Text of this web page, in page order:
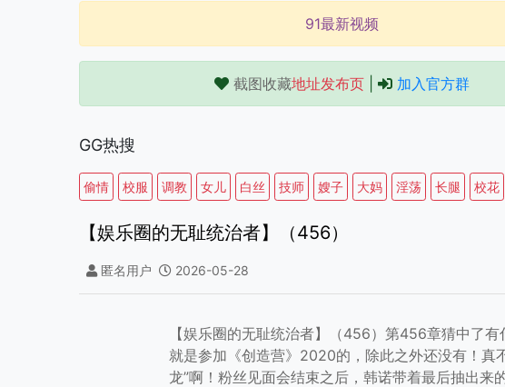
91最新视频
截图收藏地址发布页 加入官方群
GG热搜
偷情 校服 调教 女儿 白丝 技师 嫂子 大妈 淫荡 长腿 校花
【娱乐圈的无耻统治者】（456）
匿名用户 2026-05-28
【娱乐圈的无耻统治者】（456）第456章猜中了
就是参加《创造营》2020的，除此之外还没有！真
龙”啊！粉丝见面会结束之后，韩诺带着最后抽出来